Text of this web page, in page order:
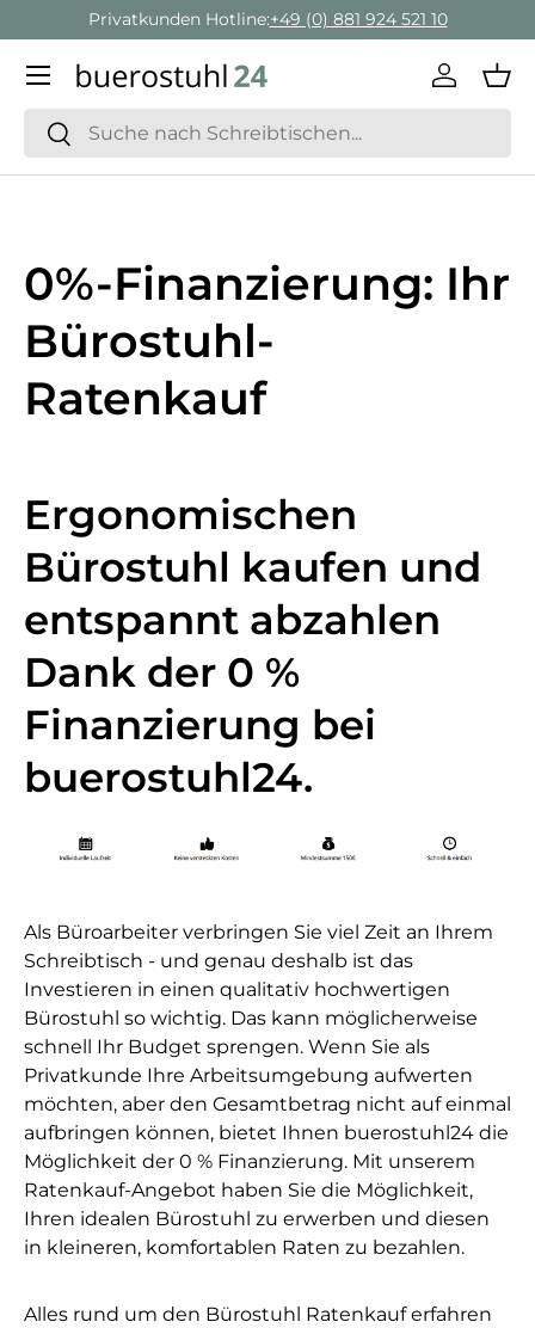
Direkt zum Inhalt
Privatkunden Hotline:+49 (0) 881 924 521 10
Suchen
Suchen
Menü
0%-Finanzierung: Ihr
Bürostuhl-
Ratenkauf
Ergonomischen
Bürostuhl kaufen und
entspannt abzahlen
Dank der 0 %
Finanzierung bei
buerostuhl24.
Als Büroarbeiter verbringen Sie viel Zeit an Ihrem
Schreibtisch - und genau deshalb ist das
Investieren in einen qualitativ hochwertigen
Bürostuhl so wichtig. Das kann möglicherweise
schnell Ihr Budget sprengen. Wenn Sie als
Privatkunde Ihre Arbeitsumgebung aufwerten
möchten, aber den Gesamtbetrag nicht auf einmal
aufbringen können, bietet Ihnen buerostuhl24 die
Möglichkeit der 0 % Finanzierung. Mit unserem
Ratenkauf-Angebot haben Sie die Möglichkeit,
Ihren idealen Bürostuhl zu erwerben und diesen
in kleineren, komfortablen Raten zu bezahlen.
Alles rund um den Bürostuhl Ratenkauf erfahren